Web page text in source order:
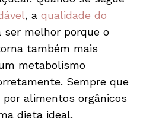
, aqualidade do
ser melhor porque o
também mais
metabolismo
Sempre que
alimentos orgânicos
dieta ideal.